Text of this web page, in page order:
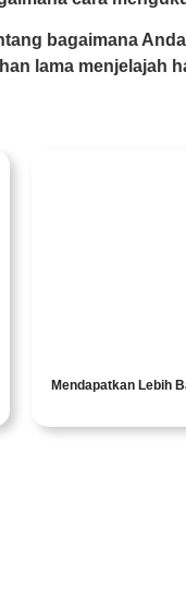
bagaimana
lama menjelajah
Mendapatkan Lebih